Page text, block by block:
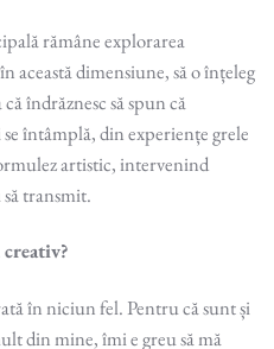
rămâne explorarea
această dimensiune, să o înțeleg
îndrăznesc să spun că
întâmplă, din experiențe grele
artistic, intervenind
transmit.
în niciun fel. Pentru că sunt și
din mine, îmi e greu să mă